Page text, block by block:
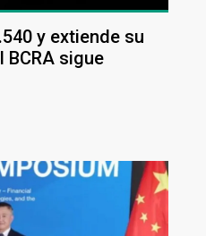
y extiende su
sigue